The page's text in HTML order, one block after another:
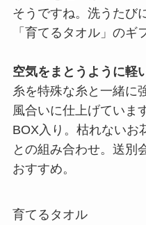
そうですね。洗うたび
「育てるタオル」のギ
空気をまとうように軽
糸を特殊な糸と一緒に
風合いに仕上げていま
BOX入り。枯れないお
との組み合わせ。送別
おすすめ。
育てるタオル